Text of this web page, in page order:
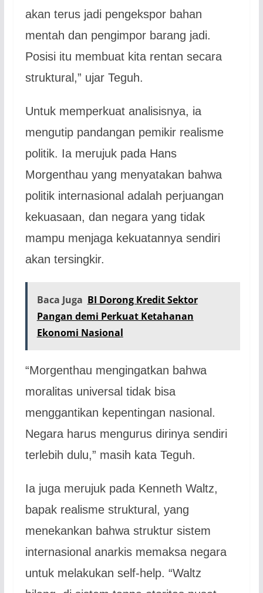
akan terus jadi pengekspor bahan
mentah dan pengimpor barang jadi.
Posisi itu membuat kita rentan secara
struktural,” ujar Teguh.
Untuk memperkuat analisisnya, ia
mengutip pandangan pemikir realisme
politik. Ia merujuk pada Hans
Morgenthau yang menyatakan bahwa
politik internasional adalah perjuangan
kekuasaan, dan negara yang tidak
mampu menjaga kekuatannya sendiri
akan tersingkir.
Baca Juga BI Dorong Kredit Sektor
Pangan demi Perkuat Ketahanan
Ekonomi Nasional
“Morgenthau mengingatkan bahwa
moralitas universal tidak bisa
menggantikan kepentingan nasional.
Negara harus mengurus dirinya sendiri
terlebih dulu,” masih kata Teguh.
Ia juga merujuk pada Kenneth Waltz,
bapak realisme struktural, yang
menekankan bahwa struktur sistem
internasional anarkis memaksa negara
untuk melakukan self-help. “Waltz